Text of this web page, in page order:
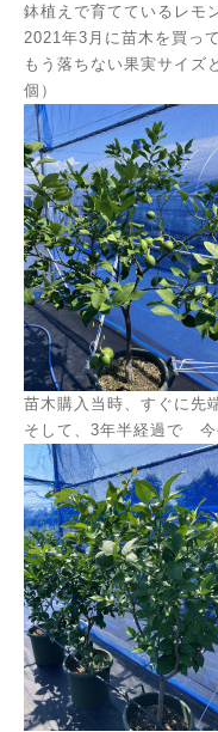
鉢植えで育てているレモ
2021年3月に苗木を買っ
もう落ちない果実サイズ
個）
苗木購入当時、すぐに先
そして、3年半経過で 今